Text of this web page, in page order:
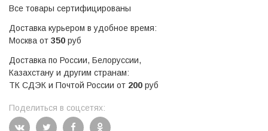
Все товары сертифицированы
Доставка курьером в удобное время:
Москва от 350 руб
Доставка по России, Белоруссии,
Казахстану и другим странам:
ТК СДЭК и Почтой России от 200 руб
Поделиться в соцсетях: